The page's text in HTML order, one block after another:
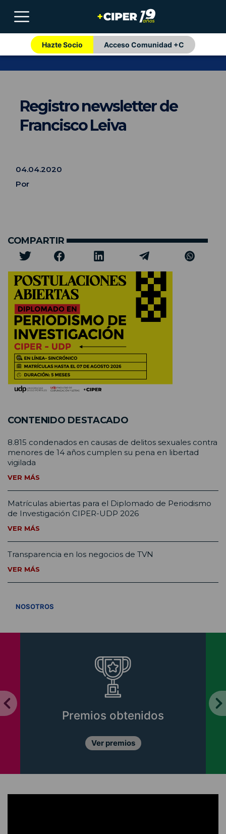
Hazte Socio Acceso Comunidad +C
Registro newsletter de
Francisco Leiva
04.04.2020
Por
COMPARTIR
CONTENIDO DESTACADO
8.815 condenados en causas de delitos sexuales contra
menores de 14 años cumplen su pena en libertad
vigilada
VER MÁS
Matrículas abiertas para el Diplomado de Periodismo
de Investigación CIPER-UDP 2026
VER MÁS
Transparencia en los negocios de TVN
VER MÁS
NOSOTROS
obtenidos Libros